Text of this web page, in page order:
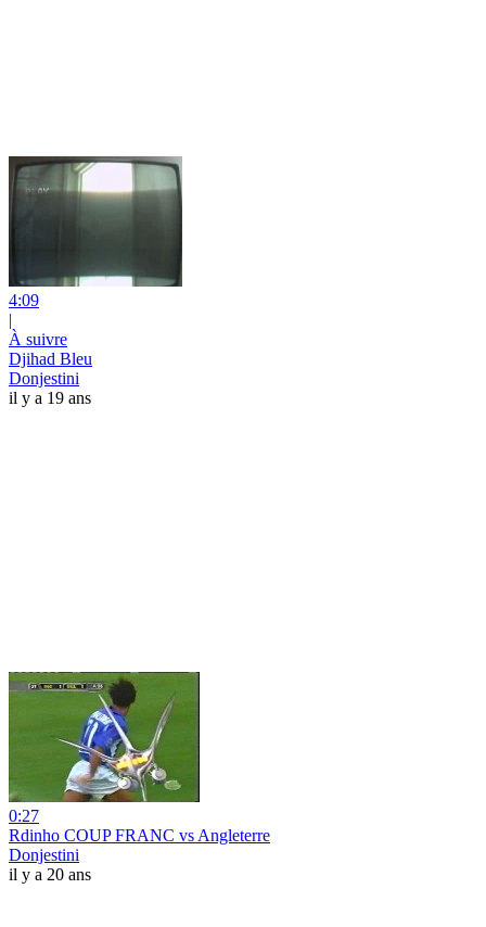
4:09
|
À suivre
Djihad Bleu
Donjestini
il y a 19 ans
0:27
Rdinho COUP FRANC vs Angleterre
Donjestini
il y a 20 ans